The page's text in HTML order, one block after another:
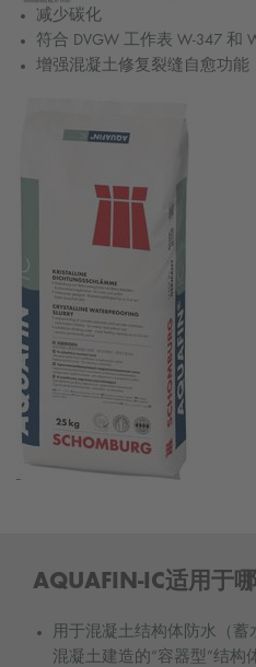
减少碳化
符合 DVGW 工作表 W-347 和
增强混凝土修复裂缝自愈功能
AQUAFIN-IC适用于
用于混凝土结构体防水（
混凝土建造的“容器型”结构